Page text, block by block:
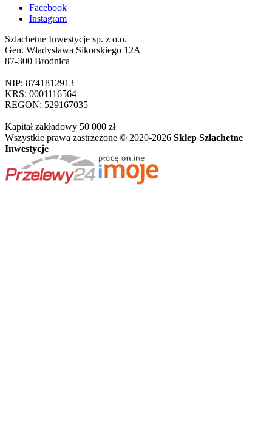
Facebook
Instagram
Szlachetne Inwestycje sp. z o.o.
Gen. Władysława Sikorskiego 12A
87-300 Brodnica
NIP: 8741812913
KRS: 0001116564
REGON: 529167035
Kapitał zakładowy 50 000 zł
Wszystkie prawa zastrzeżone © 2020-2026 Sklep Szlachetne
Inwestycje